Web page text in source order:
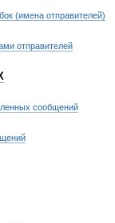
(имена отправителей)
отправителей
сообщений